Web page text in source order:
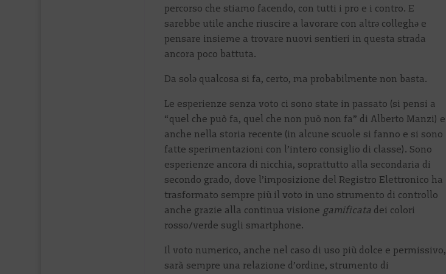
percorso che stiamo facendo, con tutti i pro e i contro. E
sarebbe utile anche riuscire a lavorare con altrə colleghə e
pensare insieme a trovare nuovi sentieri in questa strada
ancora poco battuta.
Da solə qualcosa si fa, certo, ma probabilmente non basta.
Le esperienze senza voto ci sono state in passato (si pensi a
“quel che può fa, quel che non può non fa” di Alberto Manzi) e
anche nella storia recente (in alcune scuole si fanno e si sono
fatte sperimentazioni con l’intero consiglio di classe). Sono
esperienze ancora di nicchia, soprattutto alla secondaria di
secondo grado, dove l’imposizione del Registro Elettronico ha
trasformato sempre più il voto in uno strumento di controllo
anche grazie alla continua visione gamificata dei colori
rosso/verde sugli smartphone.
Il voto numerico, anche nel caso di uso più dolce e permissivo,
sarà sempre una relazione d’ordine, strumento di